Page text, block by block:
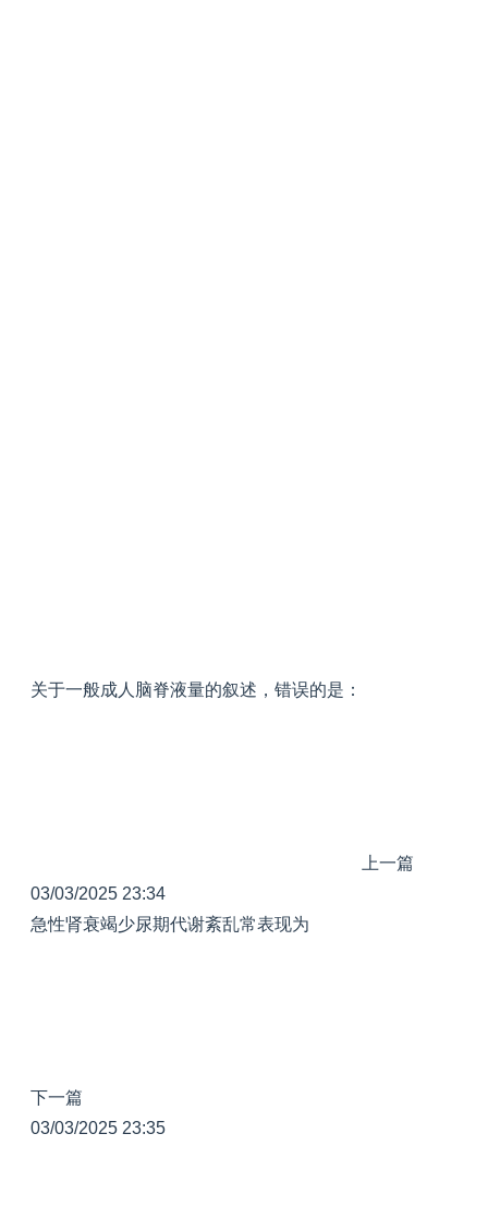
关于一般成人脑脊液量的叙述，错误的是：
上一篇
03/03/2025 23:34
急性肾衰竭少尿期代谢紊乱常表现为
下一篇
03/03/2025 23:35